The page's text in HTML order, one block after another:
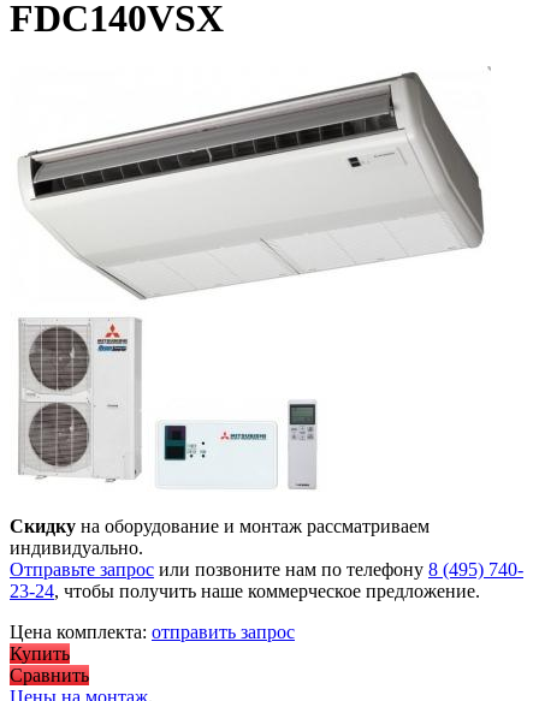
FDC140VSX
Скидку на оборудование и монтаж рассматриваем
индивидуально.
Отправьте запрос или позвоните нам по телефону 8 (495) 740-
23-24, чтобы получить наше коммерческое предложение.
Цена комплекта: отправить запрос
Купить
Сравнить